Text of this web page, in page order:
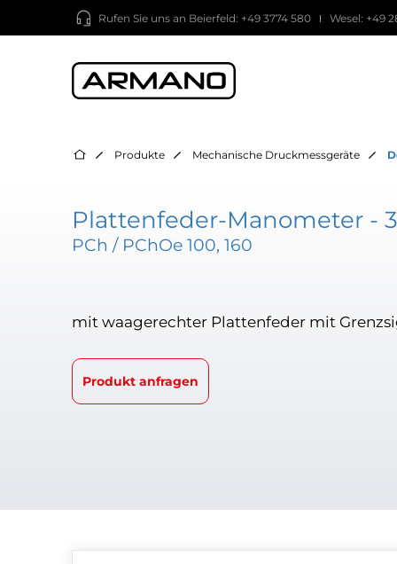
Rufen Sie uns an Beierfeld: +49 3774 580 Wesel: +49
Produkte Mechanische Druckmessgeräte
Plattenfeder-Manometer -
PCh / PChOe 100, 160
mit waagerechter Plattenfeder mit
Produkt anfragen